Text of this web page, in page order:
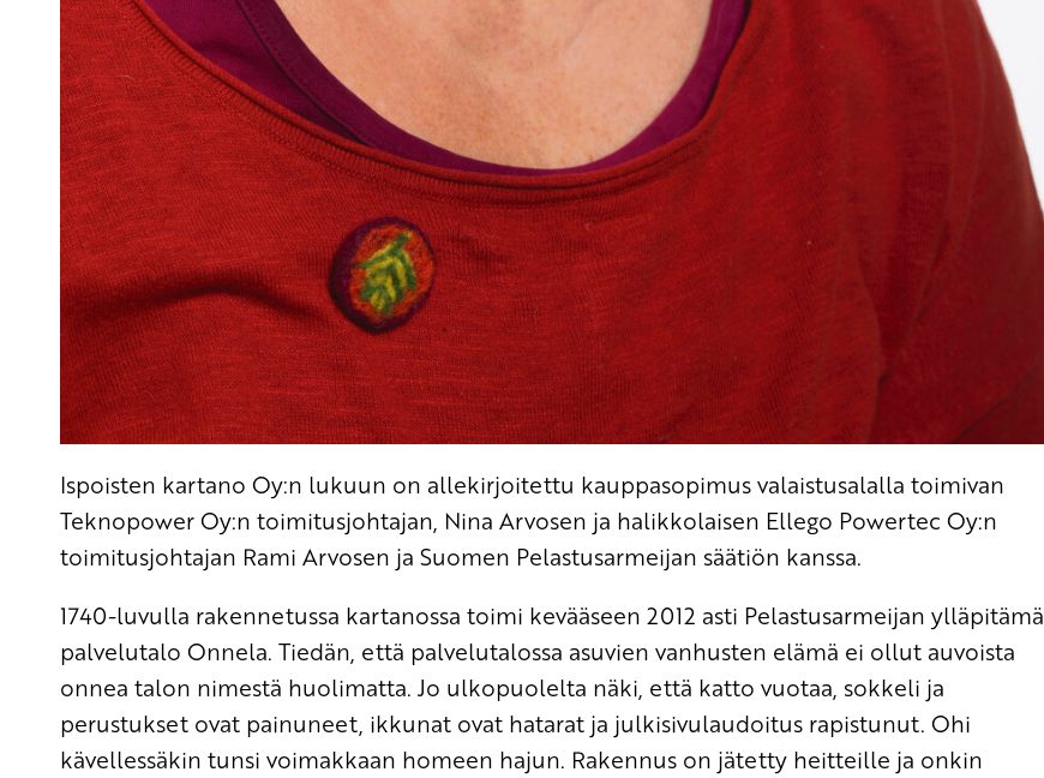
Ispoisten kartano Oy:n lukuun on allekirjoitettu kauppasopimus valaistusalalla toimivan
Teknopower Oy:n toimitusjohtajan, Nina Arvosen ja halikkolaisen Ellego Powertec Oy:n
toimitusjohtajan Rami Arvosen ja Suomen Pelastusarmeijan säätiön kanssa.
1740-luvulla rakennetussa kartanossa toimi kevääseen 2012 asti Pelastusarmeijan ylläpitämä
palvelutalo Onnela. Tiedän, että palvelutalossa asuvien vanhusten elämä ei ollut auvoista
onnea talon nimestä huolimatta. Jo ulkopuolelta näki, että katto vuotaa, sokkeli ja
perustukset ovat painuneet, ikkunat ovat hatarat ja julkisivulaudoitus rapistunut. Ohi
kävellessäkin tunsi voimakkaan homeen hajun. Rakennus on jätetty heitteille ja onkin